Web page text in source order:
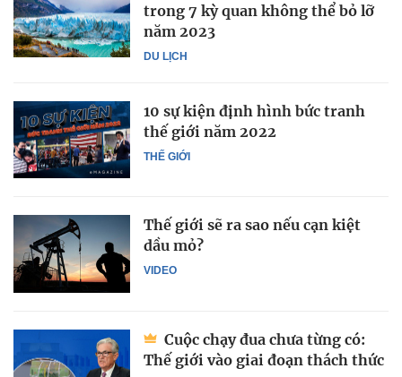
DU LỊCH
trong 7 kỳ quan không thể bỏ lỡ
năm 2023
THẾ GIỚI
10 sự kiện định hình bức tranh
thế giới năm 2022
VIDEO
Thế giới sẽ ra sao nếu cạn kiệt
dầu mỏ?
Cuộc chạy đua chưa từng có:
Thế giới vào giai đoạn thách thức